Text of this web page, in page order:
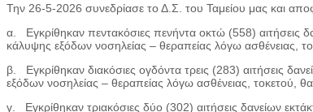
Την 26-5-2026 συνεδρίασε το Δ.Σ. του Ταμείου μας και
α. Εγκρίθηκαν πεντακόσιες πενήντα οκτώ (558)
κάλυψης εξόδων νοσηλείας – θεραπείας λόγω ασθένειας,
β. Εγκρίθηκαν διακόσιες ογδόντα τρεις (283) αιτήσεις
εξόδων νοσηλείας – θεραπείας λόγω ασθένειας, τοκετού,
γ. Εγκρίθηκαν τριακόσιες δύο (302) αιτήσεις δανείων